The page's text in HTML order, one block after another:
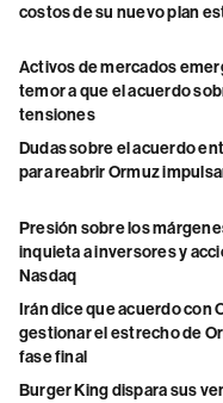
costos de su nuevo plan
Activos de mercados
temor a que el acuerdo
tensiones
Dudas sobre el acuerdo
para reabrir Ormuz
Presión sobre los
inquieta a inversores y
Nasdaq
Irán dice que acuerdo con
gestionar el estrecho de
fase final
Burger King dispara sus